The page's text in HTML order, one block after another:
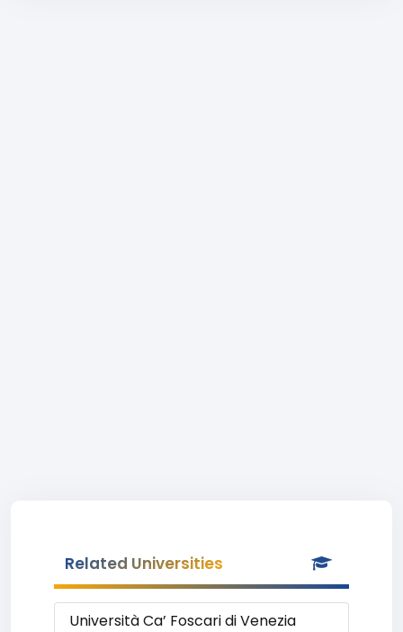
Related Universities
Università Ca’ Foscari di Venezia